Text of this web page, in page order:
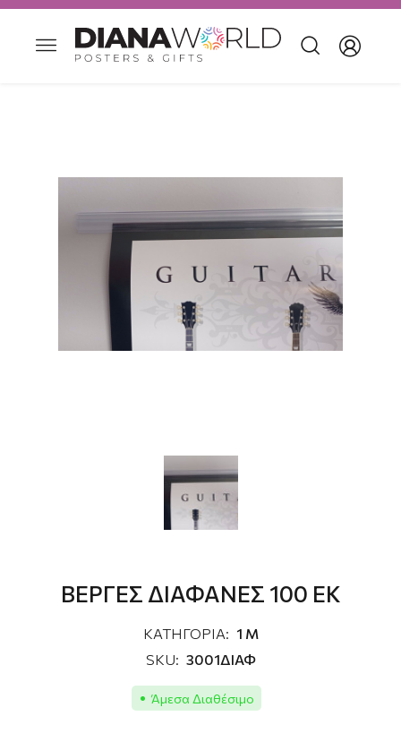
ΒΕΡΓΕΣ ΔΙΑΦΑΝΕΣ 100 ΕΚ
ΚΑΤΗΓΟΡΙΑ: 1 M
SKU: 3001ΔΙΑΦ
Άμεσα Διαθέσιμο